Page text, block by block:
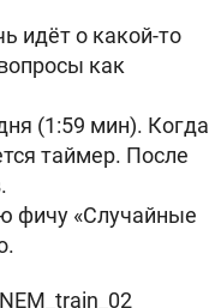
идёт о какой-то
как
(1:59 мин). Когда
таймер. После
фичу «Случайные